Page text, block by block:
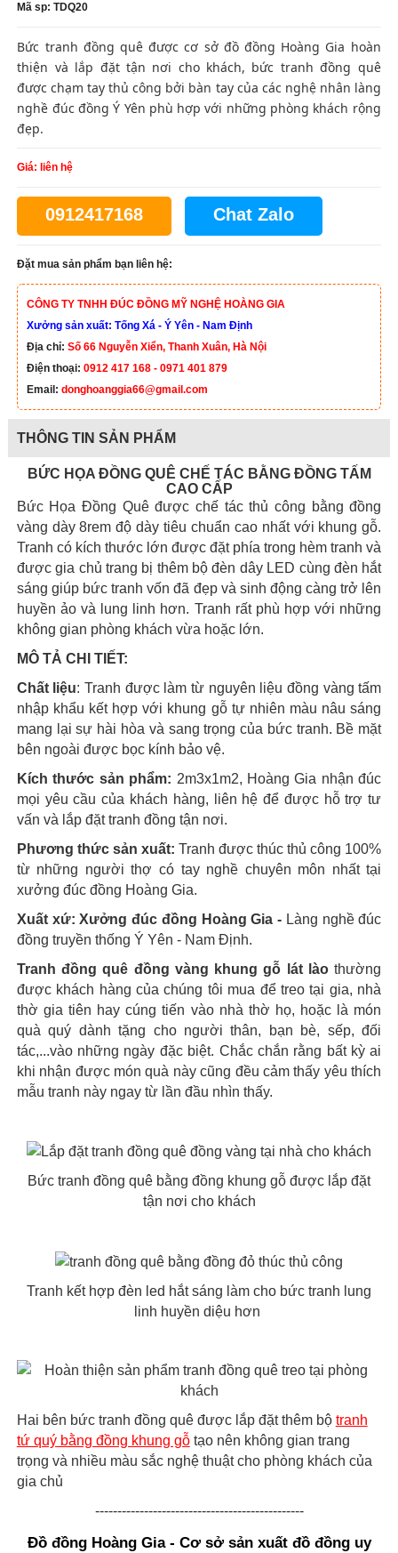
Mã sp: TDQ20
Bức tranh đồng quê được cơ sở đồ đồng Hoàng Gia hoàn
thiện và lắp đặt tận nơi cho khách, bức tranh đồng quê
được chạm tay thủ công bởi bàn tay của các nghệ nhân làng
nghề đúc đồng Ý Yên phù hợp với những phòng khách rộng
đẹp.
Giá: liên hệ
0912417168 Chat Zalo
Đặt mua sản phẩm bạn liên hệ:
CÔNG TY TNHH ĐÚC ĐỒNG MỸ NGHỆ HOÀNG GIA
Xưởng sản xuất: Tống Xá - Ý Yên - Nam Định
Địa chỉ:Số 66 Nguyễn Xiển, Thanh Xuân, Hà Nội
Điện thoại:0912 417 168 - 0971 401 879
Email:donghoanggia66@gmail.com
THÔNG TIN SẢN PHẨM
BỨC HỌA ĐỒNG QUÊ CHẾ TÁC BẰNG ĐỒNG TẤM
CAO CẤP
Bức Họa Đồng Quê được chế tác thủ công bằng đồng
vàng dày 8rem độ dày tiêu chuẩn cao nhất với khung gỗ.
Tranh có kích thước lớn được đặt phía trong hèm tranh và
được gia chủ trang bị thêm bộ đèn dây LED cùng đèn hắt
sáng giúp bức tranh vốn đã đẹp và sinh động càng trở lên
huyền ảo và lung linh hơn. Tranh rất phù hợp với những
không gian phòng khách vừa hoặc lớn.
MÔ TẢ CHI TIẾT:
Chất liệu: Tranh được làm từ nguyên liệu đồng vàng tấm
nhập khẩu kết hợp với khung gỗ tự nhiên màu nâu sáng
mang lại sự hài hòa và sang trọng của bức tranh. Bề mặt
bên ngoài được bọc kính bảo vệ.
Kích thước sản phẩm: 2m3x1m2, Hoàng Gia nhận đúc
mọi yêu cầu của khách hàng, liên hệ để được hỗ trợ tư
vấn và lắp đặt tranh đồng tận nơi.
Phương thức sản xuất: Tranh được thúc thủ công 100%
từ những người thợ có tay nghề chuyên môn nhất tại
xưởng đúc đồng Hoàng Gia.
Xuất xứ: Xưởng đúc đồng Hoàng Gia - Làng nghề đúc
đồng truyền thống Ý Yên - Nam Định.
Tranh đồng quê đồng vàng khung gỗ lát làothường
được khách hàng của chúng tôi mua để treo tại gia, nhà
thờ gia tiên hay cúng tiến vào nhà thờ họ, hoặc là món
quà quý dành tặng cho người thân, bạn bè, sếp, đối
tác,...vào những ngày đặc biệt. Chắc chắn rằng bất kỳ ai
khi nhận được món quà này cũng đều cảm thấy yêu thích
mẫu tranh này ngay từ lần đầu nhìn thấy.
Bức tranh đồng quê bằng đồng khung gỗ được lắp đặt
tận nơi cho khách
Tranh kết hợp đèn led hắt sáng làm cho bức tranh lung
linh huyền diệu hơn
Hai bên bức tranh đồng quê được lắp đặt thêm bộ tranh
tứ quý bằng đồng khung gỗtạo nên không gian trang
trọng và nhiều màu sắc nghệ thuật cho phòng khách của
gia chủ
-----------------------------------------------
Đồ đồng Hoàng Gia - Cơ sở sản xuất đồ đồng uy